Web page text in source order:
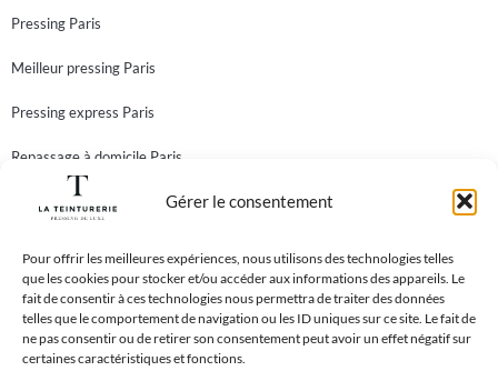
Gérer le consentement
Pour offrir les meilleures expériences, nous utilisons des technologies telles
que les cookies pour stocker et/ou accéder aux informations des appareils. Le
fait de consentir à ces technologies nous permettra de traiter des données
telles que le comportement de navigation ou les ID uniques sur ce site. Le fait de
ne pas consentir ou de retirer son consentement peut avoir un effet négatif sur
certaines caractéristiques et fonctions.
Pressing Paris
Meilleur pressing Paris
Pressing express Paris
Repassage à domicile Paris
Teinturier Paris
Abonnez-vous à notre newsletter et recevez toutes nos
meilleures offres!